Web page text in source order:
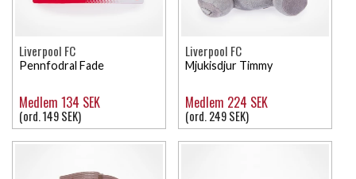
Liverpool FC
Pennfodral Fade
Medlem 134 SEK
(ord. 149 SEK)
Liverpool FC
Mjukisdjur Timmy
Medlem 224 SEK
(ord. 249 SEK)